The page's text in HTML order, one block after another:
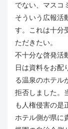
でない、マスコ
そういう広報活
す。これは十分
ただきたい。
不十分な啓発活
日は資料をお配
る温泉のホテル
拒否しました。
も人権侵害の是
ホテル側が県に